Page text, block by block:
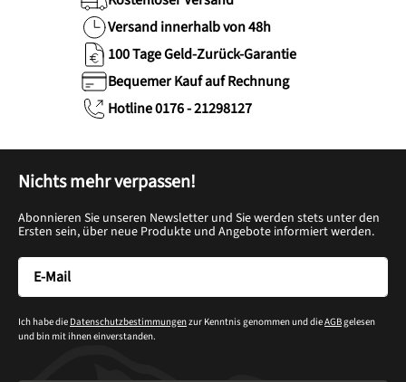
Versand innerhalb von 48h
100 Tage Geld-Zurück-Garantie
Bequemer Kauf auf Rechnung
Hotline 0176 - 21298127
Nichts mehr verpassen!
Abonnieren Sie unseren Newsletter und Sie werden stets unter den
Ersten sein, über neue Produkte und Angebote informiert werden.
Ich habe die Datenschutzbestimmungenzur Kenntnis genommen und dieAGBgelesen
und bin mit ihnen einverstanden.